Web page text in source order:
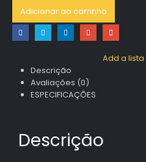
Adicionar ao carrinho
Add a
Descrição
Avaliações (0)
ESPECIFICAÇÕES
Descrição